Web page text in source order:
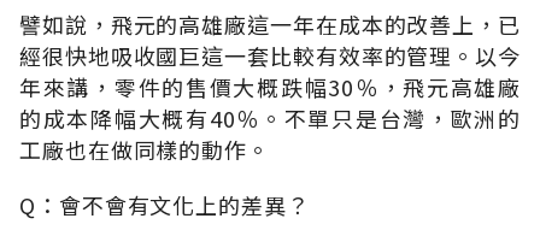
譬如說，飛元的高雄廠這一年在成本的改善上，已
經很快地吸收國巨這一套比較有效率的管理。以今
年來講，零件的售價大概跌幅30％，飛元高雄廠
的成本降幅大概有40％。不單只是台灣，歐洲的
工廠也在做同樣的動作。
Q：會不會有文化上的差異？